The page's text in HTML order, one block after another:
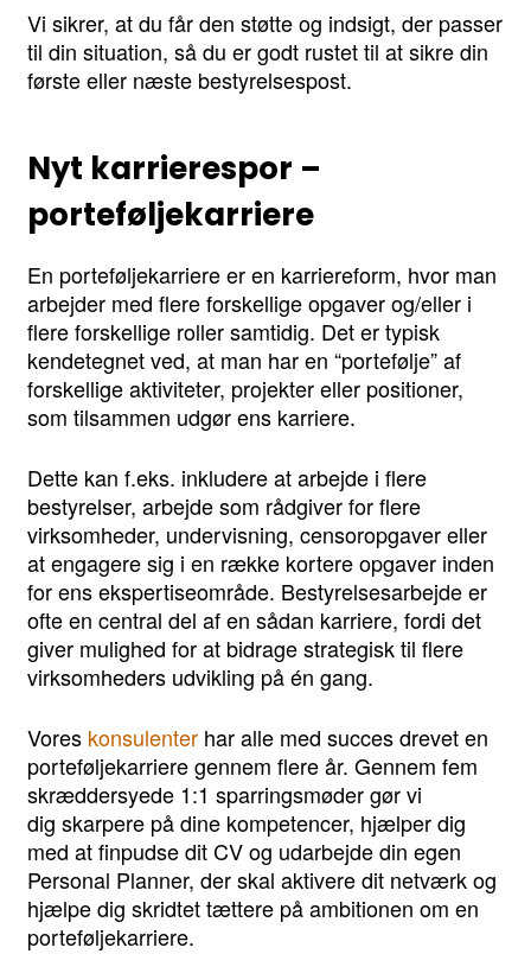
Vi sikrer, at du får den støtte og indsigt, der passer
til din situation, så du er godt rustet til at sikre din
første eller næste bestyrelsespost.
Nyt karrierespor –
porteføljekarriere
En porteføljekarriere er en karriereform, hvor man
arbejder med flere forskellige opgaver og/eller i
flere forskellige roller samtidig. Det er typisk
kendetegnet ved, at man har en “portefølje” af
forskellige aktiviteter, projekter eller positioner,
som tilsammen udgør ens karriere.
Dette kan f.eks. inkludere at arbejde i flere
bestyrelser, arbejde som rådgiver for flere
virksomheder, undervisning, censoropgaver eller
at engagere sig i en række kortere opgaver inden
for ens ekspertiseområde. Bestyrelsesarbejde er
ofte en central del af en sådan karriere, fordi det
giver mulighed for at bidrage strategisk til flere
virksomheders udvikling på én gang.
Vores konsulenter har alle med succes drevet en
porteføljekarriere gennem flere år. Gennem fem
skræddersyede 1:1 sparringsmøder gør vi
dig skarpere på dine kompetencer, hjælper dig
med at finpudse dit CV og udarbejde din egen
Personal Planner, der skal aktivere dit netværk og
hjælpe dig skridtet tættere på ambitionen om en
porteføljekarriere.